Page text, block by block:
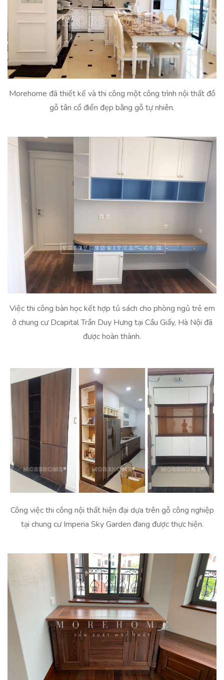
Morehome đã thiết kế và thi công một công trình nội thất đồ
gỗ tân cổ điển đẹp bằng gỗ tự nhiên.
Việc thi công bàn học kết hợp tủ sách cho phòng ngủ trẻ em
ở chung cư Dcapital Trần Duy Hưng tại Cầu Giấy, Hà Nội đã
được hoàn thành.
Công việc thi công nội thất hiện đại dựa trên gỗ công nghiệp
tại chung cư Imperia Sky Garden đang được thực hiện.